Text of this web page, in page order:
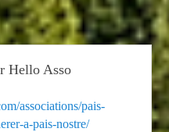
Hello Asso
associations/pais-
a-pais-nostre/